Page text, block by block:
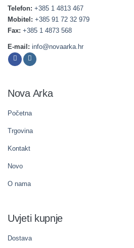
Telefon: +385 1 4813 467
Mobitel: +385 91 72 32 979
Fax: +385 1 4873 568
E-mail: info@novaarka.hr
Nova Arka
Početna
Trgovina
Kontakt
Novo
O nama
Uvjeti kupnje
Dostava